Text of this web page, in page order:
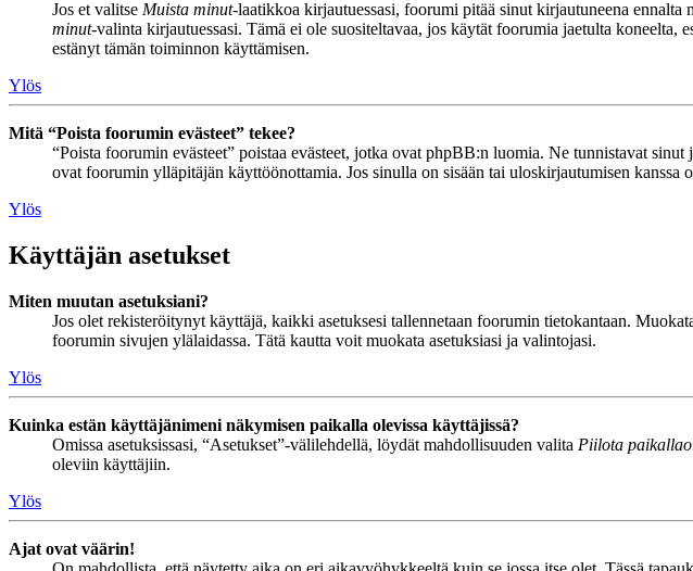
Jos et valitse Muista minut-laatikkoa kirjautuessasi, foorumi pitää sinut kirjautuneena
minut-valinta kirjautuessasi. Tämä ei ole suositeltavaa, jos käytät foorumia jaetulta
estänyt tämän toiminnon käyttämisen.
Ylös
Mitä “Poista foorumin evästeet” tekee?
“Poista foorumin evästeet” poistaa evästeet, jotka ovat phpBB:n luomia. Ne tunnistavat
ovat foorumin ylläpitäjän käyttöönottamia. Jos sinulla on sisään tai uloskirjautumisen kanssa
Ylös
Käyttäjän asetukset
Miten muutan asetuksiani?
Jos olet rekisteröitynyt käyttäjä, kaikki asetuksesi tallennetaan foorumin tietokantaan.
foorumin sivujen ylälaidassa. Tätä kautta voit muokata asetuksiasi ja valintojasi.
Ylös
Kuinka estän käyttäjänimeni näkymisen paikalla olevissa käyttäjissä?
Omissa asetuksissasi, “Asetukset”-välilehdellä, löydät mahdollisuuden valita Piilota
oleviin käyttäjiin.
Ylös
Ajat ovat väärin!